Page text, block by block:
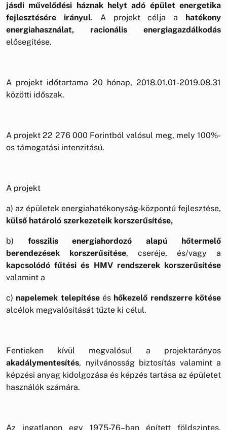
jásdi művelődési háznak helyt adó épület energetika
fejlesztésére irányul. A projekt célja a hatékony
energiahasználat, racionális energiagazdálkodás
elősegítése.
A projekt időtartama 20 hónap, 2018.01.01-2019.08.31
közötti időszak.
A projekt 22 276 000 Forintból valósul meg, mely 100%-
os támogatási intenzitású.
A projekt
a) az épületek energiahatékonyság-központú fejlesztése,
külső határoló szerkezeteik korszerűsítése,
b) fosszilis energiahordozó alapú hőtermelő
berendezések korszerűsítése, cseréje, és/vagy a
kapcsolódó fűtési és HMV rendszerek korszerűsítése
valamint a
c) napelemek telepítéseés hőkezelő rendszerre kötése
alcélok megvalósítását tűzte ki célul.
Fentieken kívül megvalósul a projektarányos
akadálymentesítés, nyilvánosság biztosítás valamint a
képzési anyag kidolgozása és képzés tartása az épületet
használók számára.
Az ingatlanon egy 1975-76–ban épített földszintes,